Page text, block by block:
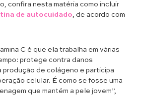
confira nesta matéria como incluir
de autocuidado, de acordo com
C é que ela trabalha em várias
protege contra danos
produção de colágeno e participa
celular. É como se fosse uma
que mantém a pele jovem”,